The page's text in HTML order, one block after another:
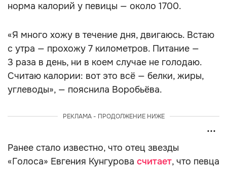
норма калорий у певицы — около 1700.
«Я много хожу в течение дня, двигаюсь. Встаю
с утра — прохожу 7 километров. Питание —
3 раза в день, ни в коем случае не голодаю.
Считаю калории: вот это всё — белки, жиры,
углеводы», — пояснила Воробьёва.
РЕКЛАМА - ПРОДОЛЖЕНИЕ НИЖЕ
Ранее стало известно, что отец звезды
«Голоса» Евгения Кунгурова считает, что певца